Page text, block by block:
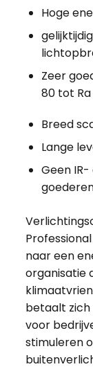
Hoge
Zeer
80 tot Ra
Breed
Lange
Geen
naar een
organisatie
betaalt
voor
stimuleren